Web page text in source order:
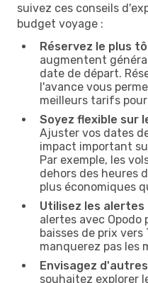
suivez ces conseils
budget voyage :
Réservez le plus
augmentent
date de départ.
l'avance vous
meilleurs tarifs
Soyez flexible sur
Ajuster vos dates
impact important
Par exemple, les
dehors des heures
plus économiques
Utilisez les
alertes avec Opodo
baisses de prix
manquerez pas les
Envisagez
souhaitez explorer